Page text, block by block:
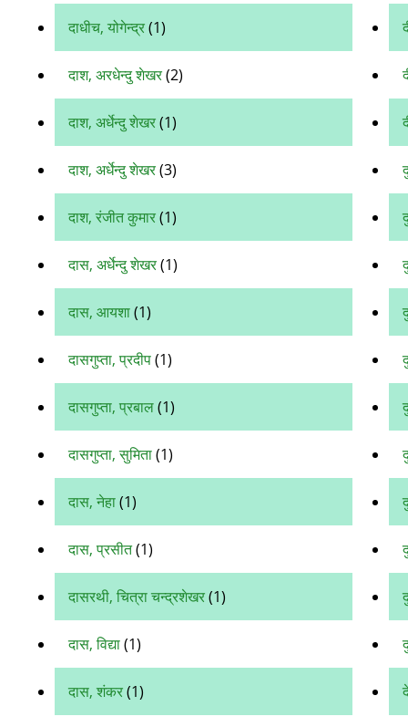
दाधीच, योगेन्द्र(1)
दाश, अरधेन्दु शेखर(2)
दाश, अर्धेन्‍दु शेखर(1)
दाश, अर्धेन्दु शेखर(3)
दाश, रंजीत कुमार(1)
दास, अर्धेन्‍दु शेखर(1)
दास, आयशा(1)
दासगुप्ता, प्रदीप(1)
दासगुप्ता, प्रबाल(1)
दासगुप्ता, सुमिता(1)
दास, नेहा(1)
दास, प्रसीत(1)
दासरथी, चित्रा चन्द्रशेखर(1)
दास, विद्या(1)
दास, शंकर(1)